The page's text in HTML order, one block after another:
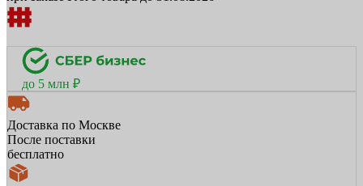
до 5 млн ₽
Доставка по Москве
После поставки
бесплатно